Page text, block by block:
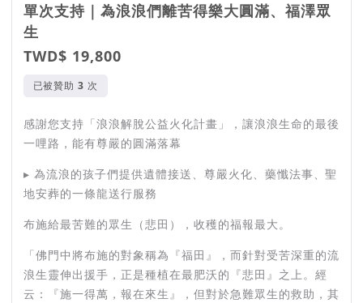
單次支持｜為浪浪們離苦得樂大圓滿、福澤眾
生
TWD$ 19,800
已被贊助 次
感謝您支持「浪浪解脫公益火化計畫」，讓浪浪生命的最後
一哩路，能有尊嚴的圓滿落幕
▸ 為流浪的孩子們提供遺體接送、尊嚴火化、藥懺法事、聖
地安葬的一條龍送行服務
布施給最苦難的眾生（悲田），收穫的福報最大。
「佛門中將布施的對象稱為『福田』，而針對受苦深重的流
浪生靈伸出援手，正是種植在最肥沃的『悲田』之上。經
云：『施一得萬，報在來生』，但對於急難眾生的救助，其